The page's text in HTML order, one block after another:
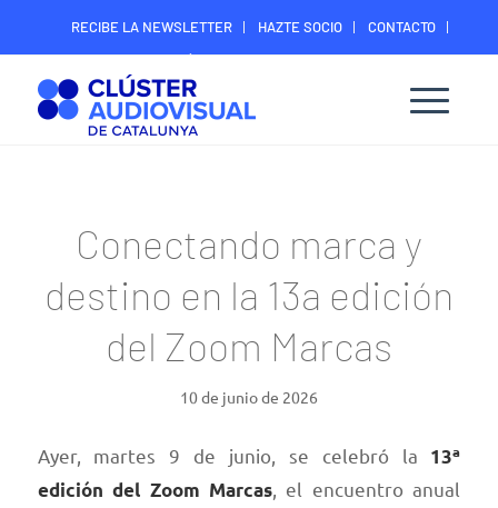
RECIBE LA NEWSLETTER HAZTE SOCIO
CONTACTO
ÁREA DIGITAL SOCIOS
Conectando marca y
destino en la 13a edición
del Zoom Marcas
10 de junio de 2026
Ayer, martes 9 de junio, se celebró la 13ª
edición del Zoom Marcas , el encuentro anual